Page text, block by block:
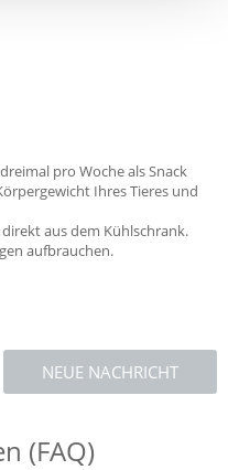
pro Woche als Snack
Ihres Tieres und
aus dem Kühlschrank.
aufbrauchen.
NEUE NACHRICHT
(FAQ)